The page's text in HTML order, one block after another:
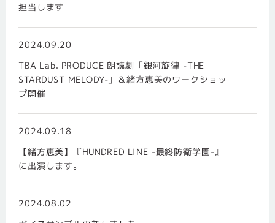
担当します
2024.09.20
TBA Lab. PRODUCE 朗読劇「銀河旋律 -THE
STARDUST MELODY-」＆緒方恵美のワークショッ
プ開催
2024.09.18
【緒方恵美】『HUNDRED LINE -最終防衛学園-』
に出演します。
2024.08.02